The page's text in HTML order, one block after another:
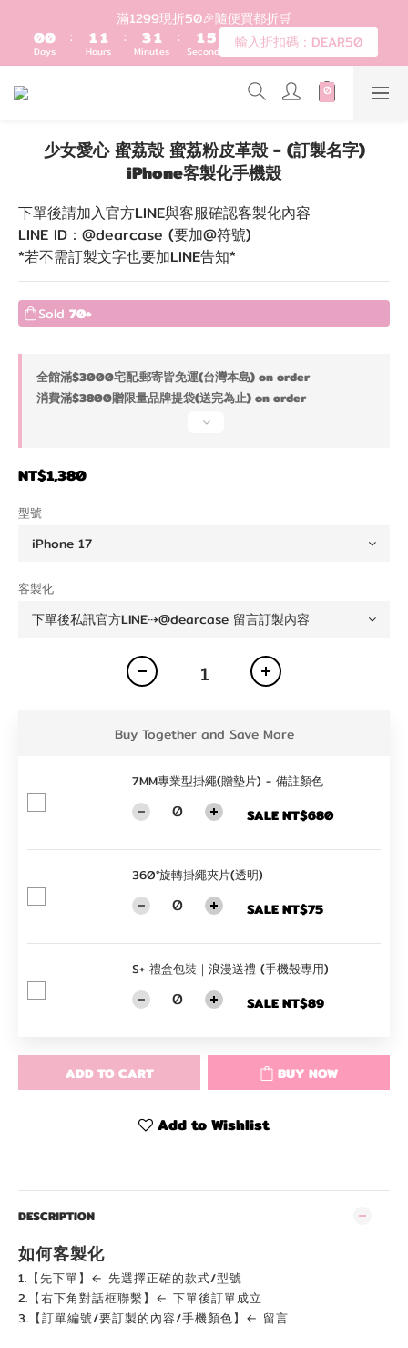
登入會員滿$1200超取免運 - 輸入折扣碼：DEAR20
滿1299現折50🎉隨便買都折🛒
00
Days
1
0
1
0
Hours
:
4
3
2
1
2
1
0
Minutes
:
2
1
0
4
3
2
1
Seconds 輸入折扣碼：DEAR50
歡迎首購!滿1000全館95折! 新客領卷去~
登入會員滿$1200超取免運 - 輸入折扣碼：DEAR20
少女愛心 蜜荔殼 蜜荔粉皮革殼 - (訂製名字)
iPhone客製化手機殼
下單後請加入官方LINE與客服確認客製化內容
LINE ID：@dearcase (要加@符號)
*若不需訂製文字也要加LINE告知*
Sold 70+
全館滿$3000宅配.郵寄皆免運(台灣本島) on order
消費滿$3800贈限量品牌提袋(送完為止) on order
NT$1,380
型號
客製化
Buy Together and Save More
7MM專業型掛繩(贈墊片) - 備註顏色
SALE NT$680
360°旋轉掛繩夾片(透明)
SALE NT$75
S+ 禮盒包裝｜浪漫送禮 (手機殼專用)
SALE NT$89
ADD TO CART BUY NOW
Add to Wishlist
DESCRIPTION
如何客製化
1.【先下單】← 先選擇正確的款式/型號
2.【右下角對話框聯繫】← 下單後訂單成立
3.【訂單編號/要訂製的內容/手機顏色】← 留言